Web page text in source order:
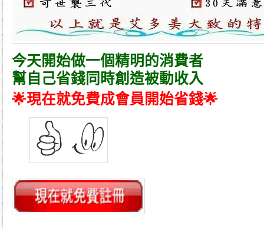
今天開始做一個精明的消費者
幫自己省錢同時創造被動收入
🌟現在就免費成會員開始省錢🌟